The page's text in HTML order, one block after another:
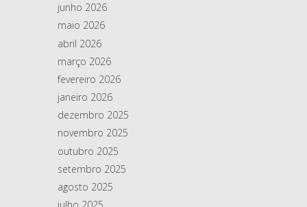
junho 2026
maio 2026
abril 2026
março 2026
fevereiro 2026
janeiro 2026
dezembro 2025
novembro 2025
outubro 2025
setembro 2025
agosto 2025